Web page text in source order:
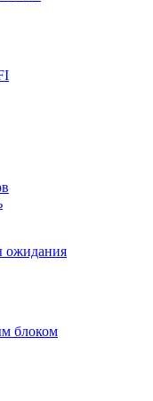
ожидания
блоком